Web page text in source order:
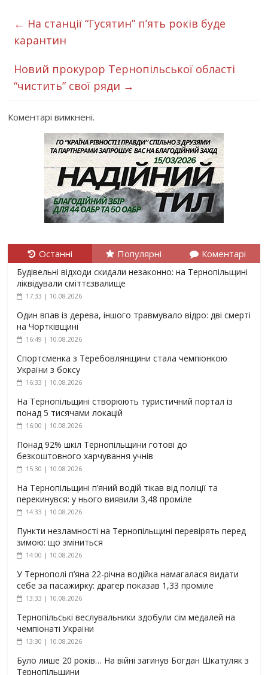
← На станції “Гусятин” п’ять років буде
карантин
Новий прокурор Тернопільської області
“чистить” свої ряди →
Коментарі вимкнені.
Останні Популярні Коментарі
Будівельні відходи скидали незаконно: на Тернопільщині
ліквідували сміттєзвалище
17:33 | 10.08.2026
Один впав із дерева, іншого травмувало відро: дві смерті
на Чортківщині
16:49 | 10.08.2026
Спортсменка з Теребовлянщини стала чемпіонкою
України з боксу
16:33 | 10.08.2026
На Тернопільщині створюють туристичний портал із
понад 5 тисячами локацій
16:00 | 10.08.2026
Понад 92% шкіл Тернопільщини готові до
безкоштовного харчування учнів
15:30 | 10.08.2026
На Тернопільщині п’яний водій тікав від поліції та
перекинувся: у нього виявили 3,48 проміле
14:33 | 10.08.2026
Пункти незламності на Тернопільщині перевірять перед
зимою: що зміниться
14:00 | 10.08.2026
У Тернополі п’яна 22-річна водійка намагалася видати
себе за пасажирку: драгер показав 1,33 проміле
13:33 | 10.08.2026
Тернопільські веслувальники здобули сім медалей на
чемпіонаті України
13:30 | 10.08.2026
Було лише 20 років… На війні загинув Богдан Шкатуляк з
Тернопільщини